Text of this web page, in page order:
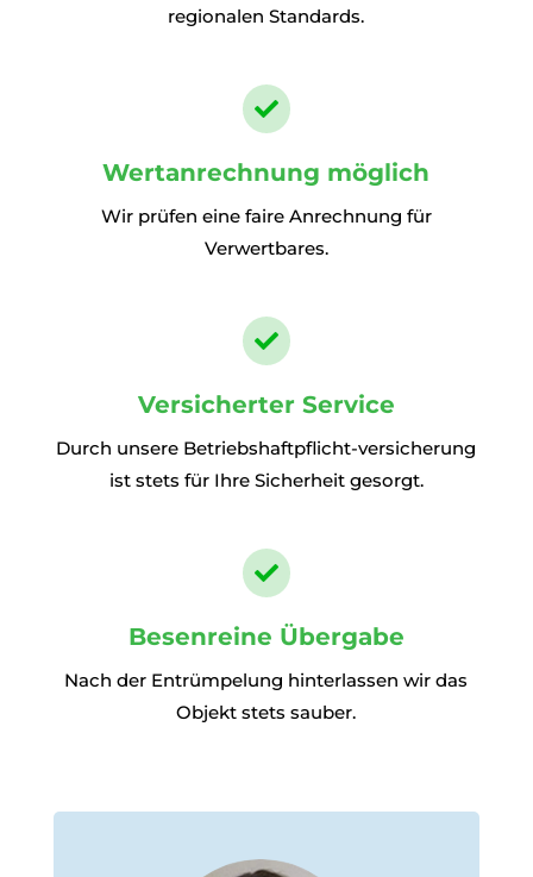
regionalen Standards.

Wertanrechnung möglich
Wir prüfen eine faire Anrechnung für
Verwertbares.

Versicherter Service
Durch unsere Betriebshaftpflicht-versicherung
ist stets für Ihre Sicherheit gesorgt.

Besenreine Übergabe
Nach der Entrümpelung hinterlassen wir das
Objekt stets sauber.